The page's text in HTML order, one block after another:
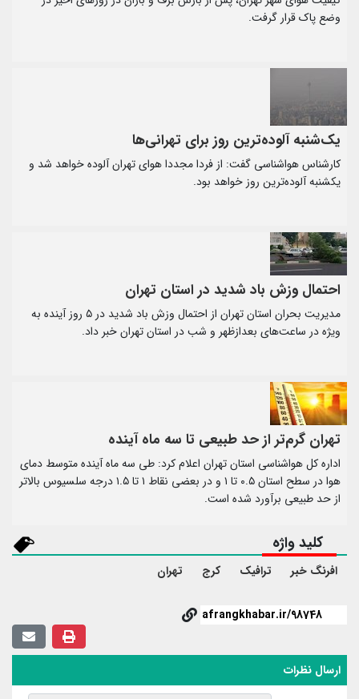
وضع پاک قرار گرفت.
یک‌شنبه آلوده‌ترین روز برای تهرانی‌ها
کارشناس هواشناسی گفت: از فردا مجددا هوای تهران آلوده خواهد شد و
یکشنبه آلوده‌ترین روز خواهد بود.
احتمال وزش باد شدید در استان تهران
مدیریت بحران استان تهران از احتمال وزش باد شدید در ۵ روز آینده به
ویژه در ساعت‌های بعدازظهر و شب در استان تهران خبر داد.
تهران گرم‌تر از حد طبیعی تا سه ماه آینده
اداره کل هواشناسی استان تهران اعلام کرد: طی سه ماه آینده متوسط دمای
هوا در سطح استان ۰.۵ تا ۱ و در بعضی نقاط ۱ تا ۱.۵ درجه سلسیوس بالاتر
از حد طبیعی برآورد شده است.
کلید واژه
افرنگ خبر ترافیک کرج تهران
ارسال نظرات